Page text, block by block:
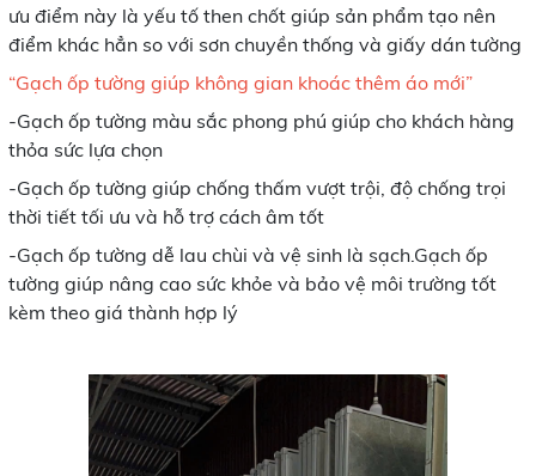
ưu điểm này là yếu tố then chốt giúp sản phẩm tạo nên
điểm khác hẳn so với sơn chuyền thống và giấy dán tường
“Gạch ốp tường giúp không gian khoác thêm áo mới”
-Gạch ốp tường màu sắc phong phú giúp cho khách hàng
thỏa sức lựa chọn
-Gạch ốp tường giúp chống thấm vượt trội, độ chống trọi
thời tiết tối ưu và hỗ trợ cách âm tốt
-Gạch ốp tường dễ lau chùi và vệ sinh là sạch.Gạch ốp
tường giúp nâng cao sức khỏe và bảo vệ môi trường tốt
kèm theo giá thành hợp lý